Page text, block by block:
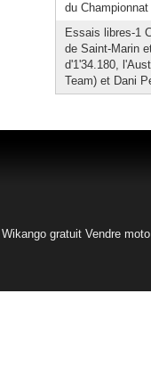
du
Essais libres-1
de Saint-Marin
d'1'34.180,
Team) et Dani
Wikango gratuit Vendre moto